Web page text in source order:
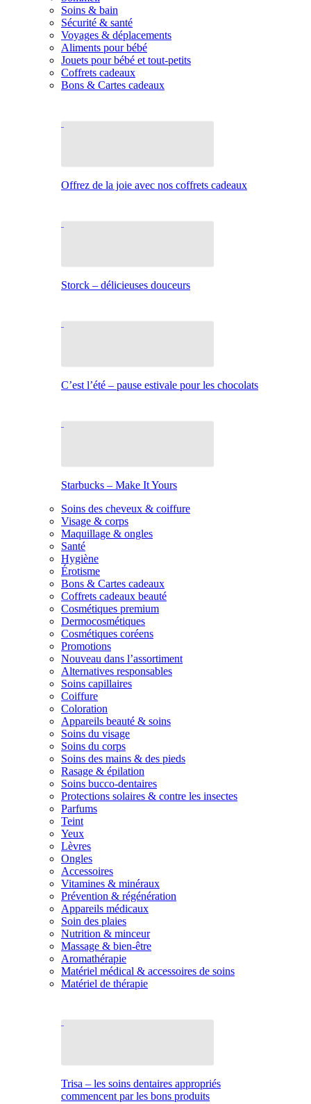
Soins & bain
Sécurité & santé
Voyages & déplacements
Aliments pour bébé
Jouets pour bébé et tout-petits
Coffrets cadeaux
Bons & Cartes cadeaux
Offrez de la joie avec nos coffrets cadeaux
Storck – délicieuses douceurs
C’est l’été – pause estivale pour les chocolats
Starbucks – Make It Yours
Soins des cheveux & coiffure
Visage & corps
Maquillage & ongles
Santé
Hygiène
Érotisme
Bons & Cartes cadeaux
Coffrets cadeaux beauté
Cosmétiques premium
Dermocosmétiques
Cosmétiques coréens
Promotions
Nouveau dans l’assortiment
Alternatives responsables
Soins capillaires
Coiffure
Coloration
Appareils beauté & soins
Soins du visage
Soins du corps
Soins des mains & des pieds
Rasage & épilation
Soins bucco-dentaires
Protections solaires & contre les insectes
Parfums
Teint
Yeux
Lèvres
Ongles
Accessoires
Vitamines & minéraux
Prévention & régénération
Appareils médicaux
Soin des plaies
Nutrition & minceur
Massage & bien-être
Aromathérapie
Matériel médical & accessoires de soins
Matériel de thérapie
Trisa – les soins dentaires appropriés
commencent par les bons produits